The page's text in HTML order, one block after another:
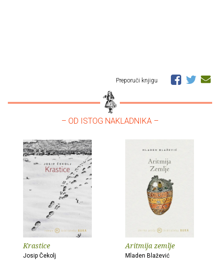
Preporuči knjigu
– OD ISTOG NAKLADNIKA –
Krastice
Josip Čekolj
Aritmija zemlje
Mladen Blažević